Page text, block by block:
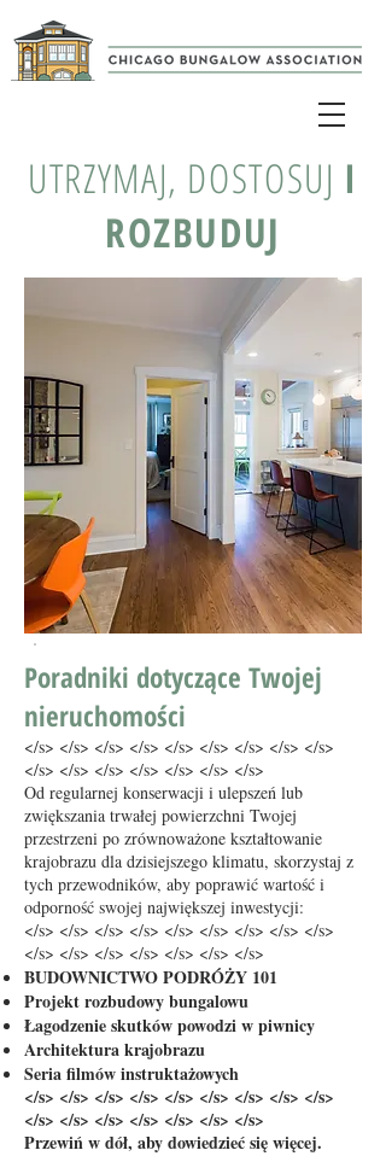
UTRZYMAJ, DOSTOSUJ I
ROZBUDUJ
Poradniki dotyczące Twojej
nieruchomości
</s> </s> </s> </s> </s> </s> </s> </s> </s>
</s> </s> </s> </s> </s> </s> </s>
Od regularnej konserwacji i ulepszeń lub
zwiększania trwałej powierzchni Twojej
przestrzeni po zrównoważone kształtowanie
krajobrazu dla dzisiejszego klimatu, skorzystaj z
tych przewodników, aby poprawić wartość i
odporność swojej największej inwestycji:
</s> </s> </s> </s> </s> </s> </s> </s> </s>
</s> </s> </s> </s> </s> </s> </s>
BUDOWNICTWO PODRÓŻY 101
Projekt rozbudowy bungalowu
Łagodzenie skutków powodzi w piwnicy
Architektura krajobrazu
Seria filmów instruktażowych
</s> </s> </s> </s> </s> </s> </s> </s> </s>
</s> </s> </s> </s> </s> </s> </s>
Przewiń w dół, aby dowiedzieć się więcej.